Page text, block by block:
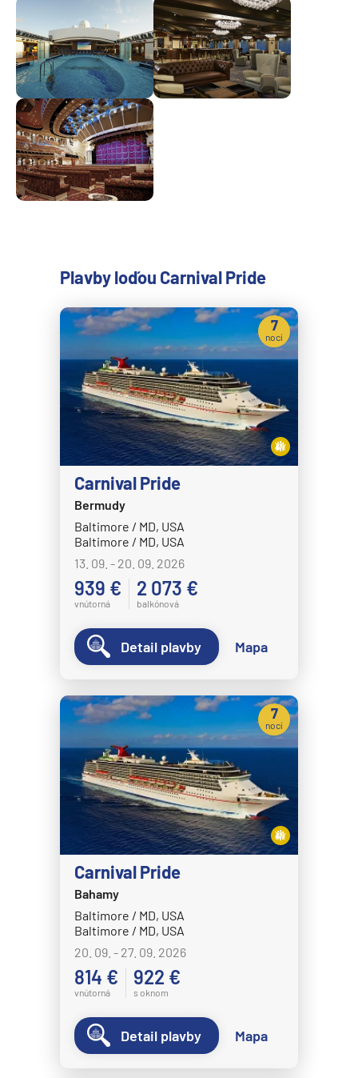
Plavby loďou Carnival Pride
Carnival Pride
Bermudy
Baltimore / MD, USA
Baltimore / MD, USA
13. 09. - 20. 09. 2026
939 €
vnútorná
2 073 €
balkónová
7
nocí
Detail plavby Mapa
Carnival Pride
Bahamy
Baltimore / MD, USA
Baltimore / MD, USA
20. 09. - 27. 09. 2026
814 €
vnútorná
922 €
s oknom
7
nocí
Detail plavby Mapa